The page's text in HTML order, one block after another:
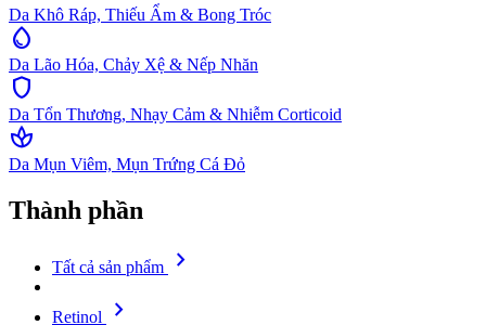
Da Khô Ráp, Thiếu Ẩm & Bong Tróc
water_drop
Da Lão Hóa, Chảy Xệ & Nếp Nhăn
shield
Da Tổn Thương, Nhạy Cảm & Nhiễm Corticoid
spa
Da Mụn Viêm, Mụn Trứng Cá Đỏ
Thành phần
Tất cả sản phẩm chevron_right
Retinol chevron_right